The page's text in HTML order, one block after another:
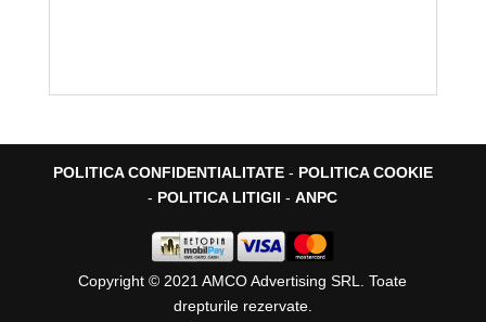
POLITICA CONFIDENTIALITATE- POLITICA COOKIE
- POLITICA LITIGII -ANPC
Copyright © 2021 AMCO Advertising SRL. Toate
drepturile rezervate.